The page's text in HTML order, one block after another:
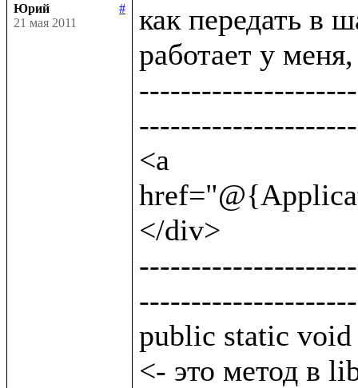
Юрий
#
21 мая 2011
как передать в
работает у
<a
</div>
public static
<- это метод в